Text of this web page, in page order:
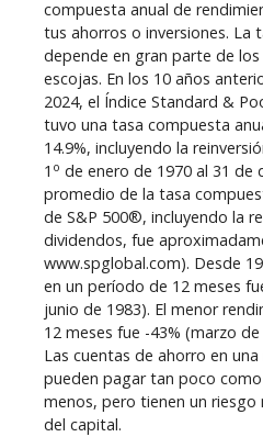
compuesta anual de
tus ahorros o inversiones. La
depende en gran parte de
escojas. En los 10 años
2024, el Índice Standard &
tuvo una tasa compuesta
14.9%, incluyendo la
1 o de enero de 1970 al 31 de
promedio de la tasa
de S&P 500®, incluyendo la
dividendos, fue
www.spglobal.com). Desde
en un período de 12 meses
junio de 1983). El menor
12 meses fue -43% (marzo
Las cuentas de ahorro en
pueden pagar tan poco como
menos, pero tienen un
del capital.